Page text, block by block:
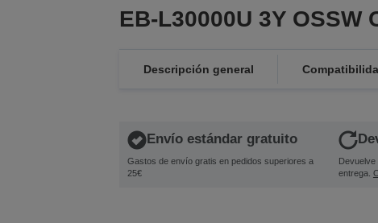
EB-L30000U 3Y OSSW
Descripción general
Envío estándar gratuito
Gastos de envío gratis en pedidos superiores a
25€
Devuelve
entrega.